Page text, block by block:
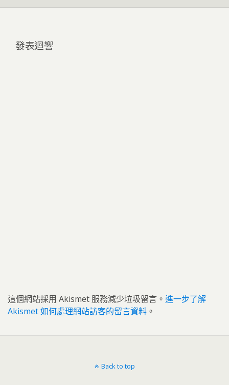
發表迴響
這個網站採用 Akismet 服務減少垃圾留言。 進一步了解
Akismet 如何處理網站訪客的留言資料 。
Back to top